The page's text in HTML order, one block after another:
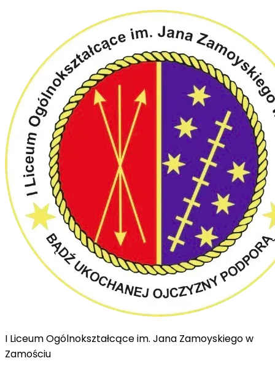
I Liceum Ogólnokształcące im. Jana Zamoyskiego w
Zamościu